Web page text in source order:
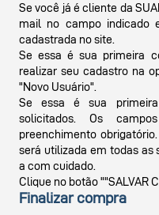
Se você já é cliente da
mail no campo indicado
cadastrada no site.
Se essa é sua primeira
realizar seu cadastro na
"Novo Usuário".
Se essa é sua
solicitados. Os
preenchimento
será utilizada em todas as
a com cuidado.
Clique no botão ""SALVAR
Finalizar compra